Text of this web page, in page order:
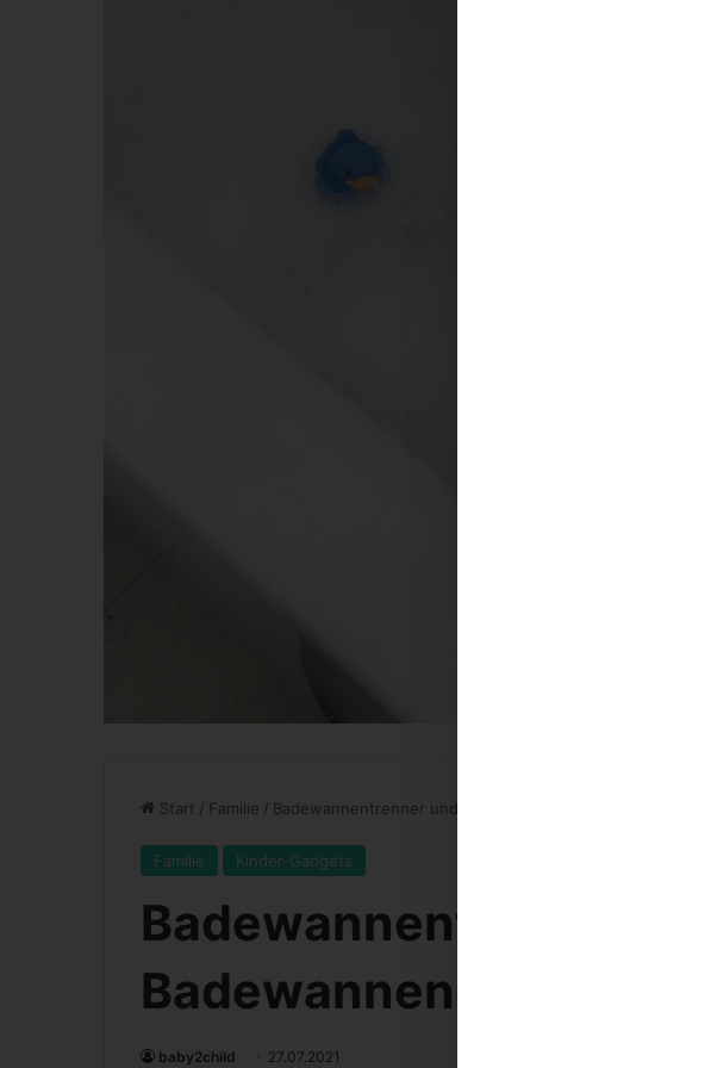
Start / Familie / Badewannentrenner und Badewannendamm
Familie Kinder-Gadgets
Badewannentrenner und
Badewannendamm
baby2child 27.07.2021